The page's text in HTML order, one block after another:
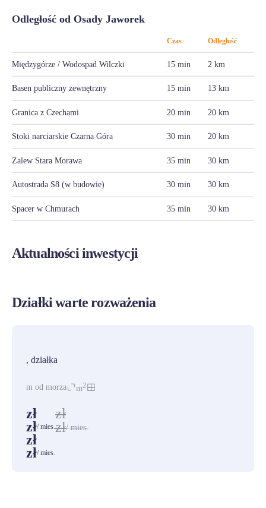
Odległość od Osady Jaworek
Czas Odległość
Międzygórze / Wodospad Wilczki 15 min 2 km
Basen publiczny zewnętrzny 15 min 13 km
Granica z Czechami 20 min 20 km
Stoki narciarskie Czarna Góra 30 min 20 km
Zalew Stara Morawa 35 min 30 km
Autostrada S8 (w budowie) 30 min 30 km
Spacer w Chmurach 35 min 30 km
Aktualności inwestycji
Działki warte rozważenia
, działka
m od morza m2
zł
zł/ mies.
zł
zł/ mies.
zł
zł/ mies.